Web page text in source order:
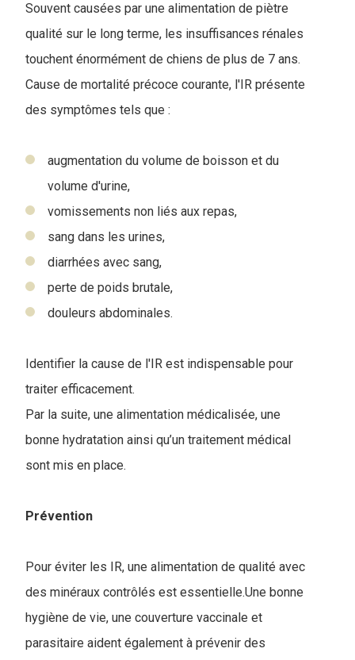
Souvent causées par une alimentation de piètre
qualité sur le long terme, les insuffisances rénales
touchent énormément de chiens de plus de 7 ans.
Cause de mortalité précoce courante, l'IR présente
des symptômes tels que :
augmentation du volume de boisson et du
volume d'urine,
vomissements non liés aux repas,
sang dans les urines,
diarrhées avec sang,
perte de poids brutale,
douleurs abdominales.
Identifier la cause de l'IR est indispensable pour
traiter efficacement.
Par la suite, une alimentation médicalisée, une
bonne hydratation ainsi qu’un traitement médical
sont mis en place.
Prévention
Pour éviter les IR, une alimentation de qualité avec
des minéraux contrôlés est essentielle.Une bonne
hygiène de vie, une couverture vaccinale et
parasitaire aident également à prévenir des